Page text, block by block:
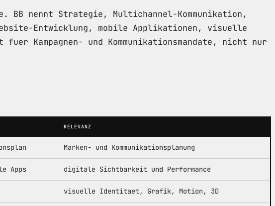
nennt Strategie, Multichannel-Kommunikation,
Entwicklung, mobile Applikationen, visuelle
Kampagnen- und Kommunikationsmandate, nicht nur
RELEVANZ
Marken- und Kommunikationsplanung
Apps digitale Sichtbarkeit und Performance
visuelle Identitaet, Grafik, Motion, 3D